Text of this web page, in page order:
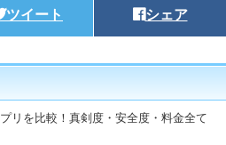
ツイート シェア
リを比較！真剣度・安全度・料金全て